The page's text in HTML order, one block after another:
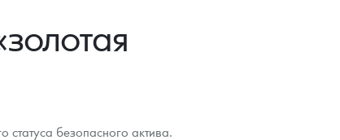
безопасного актива.